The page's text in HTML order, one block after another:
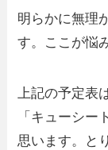
明らかに無理
す。ここが悩
上記の予定表
「キューシー
思います。と